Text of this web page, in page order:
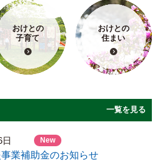
おけとの
子育て
おけとの
住まい
一覧を見る
日 New
業補助金のお知らせ